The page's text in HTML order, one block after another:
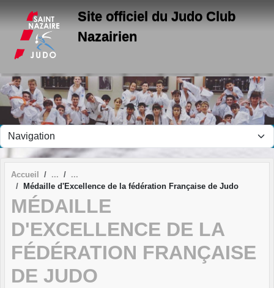
Site officiel du Judo Club
Nazairien
Accueil
Médaille d'Excellence de la fédération Française de Judo
MÉDAILLE
D'EXCELLENCE DE LA
FÉDÉRATION FRANÇAISE
DE JUDO